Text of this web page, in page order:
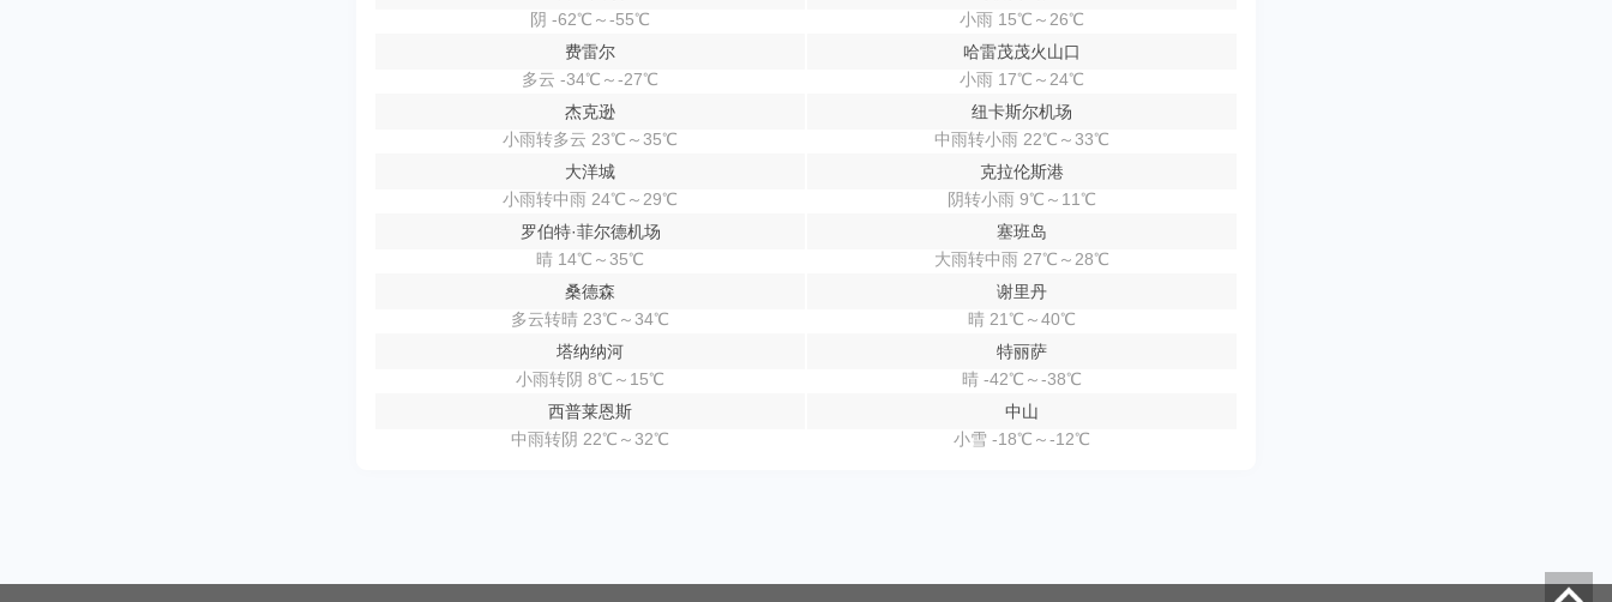
阴 -62℃～-55℃
小雨 15℃～26℃
费雷尔
多云 -34℃～-27℃
哈雷茂茂火山口
小雨 17℃～24℃
杰克逊
小雨转多云 23℃～35℃
纽卡斯尔机场
中雨转小雨 22℃～33℃
大洋城
小雨转中雨 24℃～29℃
克拉伦斯港
阴转小雨 9℃～11℃
罗伯特·菲尔德机场
晴 14℃～35℃
塞班岛
大雨转中雨 27℃～28℃
桑德森
多云转晴 23℃～34℃
谢里丹
晴 21℃～40℃
塔纳纳河
小雨转阴 8℃～15℃
特丽萨
晴 -42℃～-38℃
西普莱恩斯
中雨转阴 22℃～32℃
中山
小雪 -18℃～-12℃